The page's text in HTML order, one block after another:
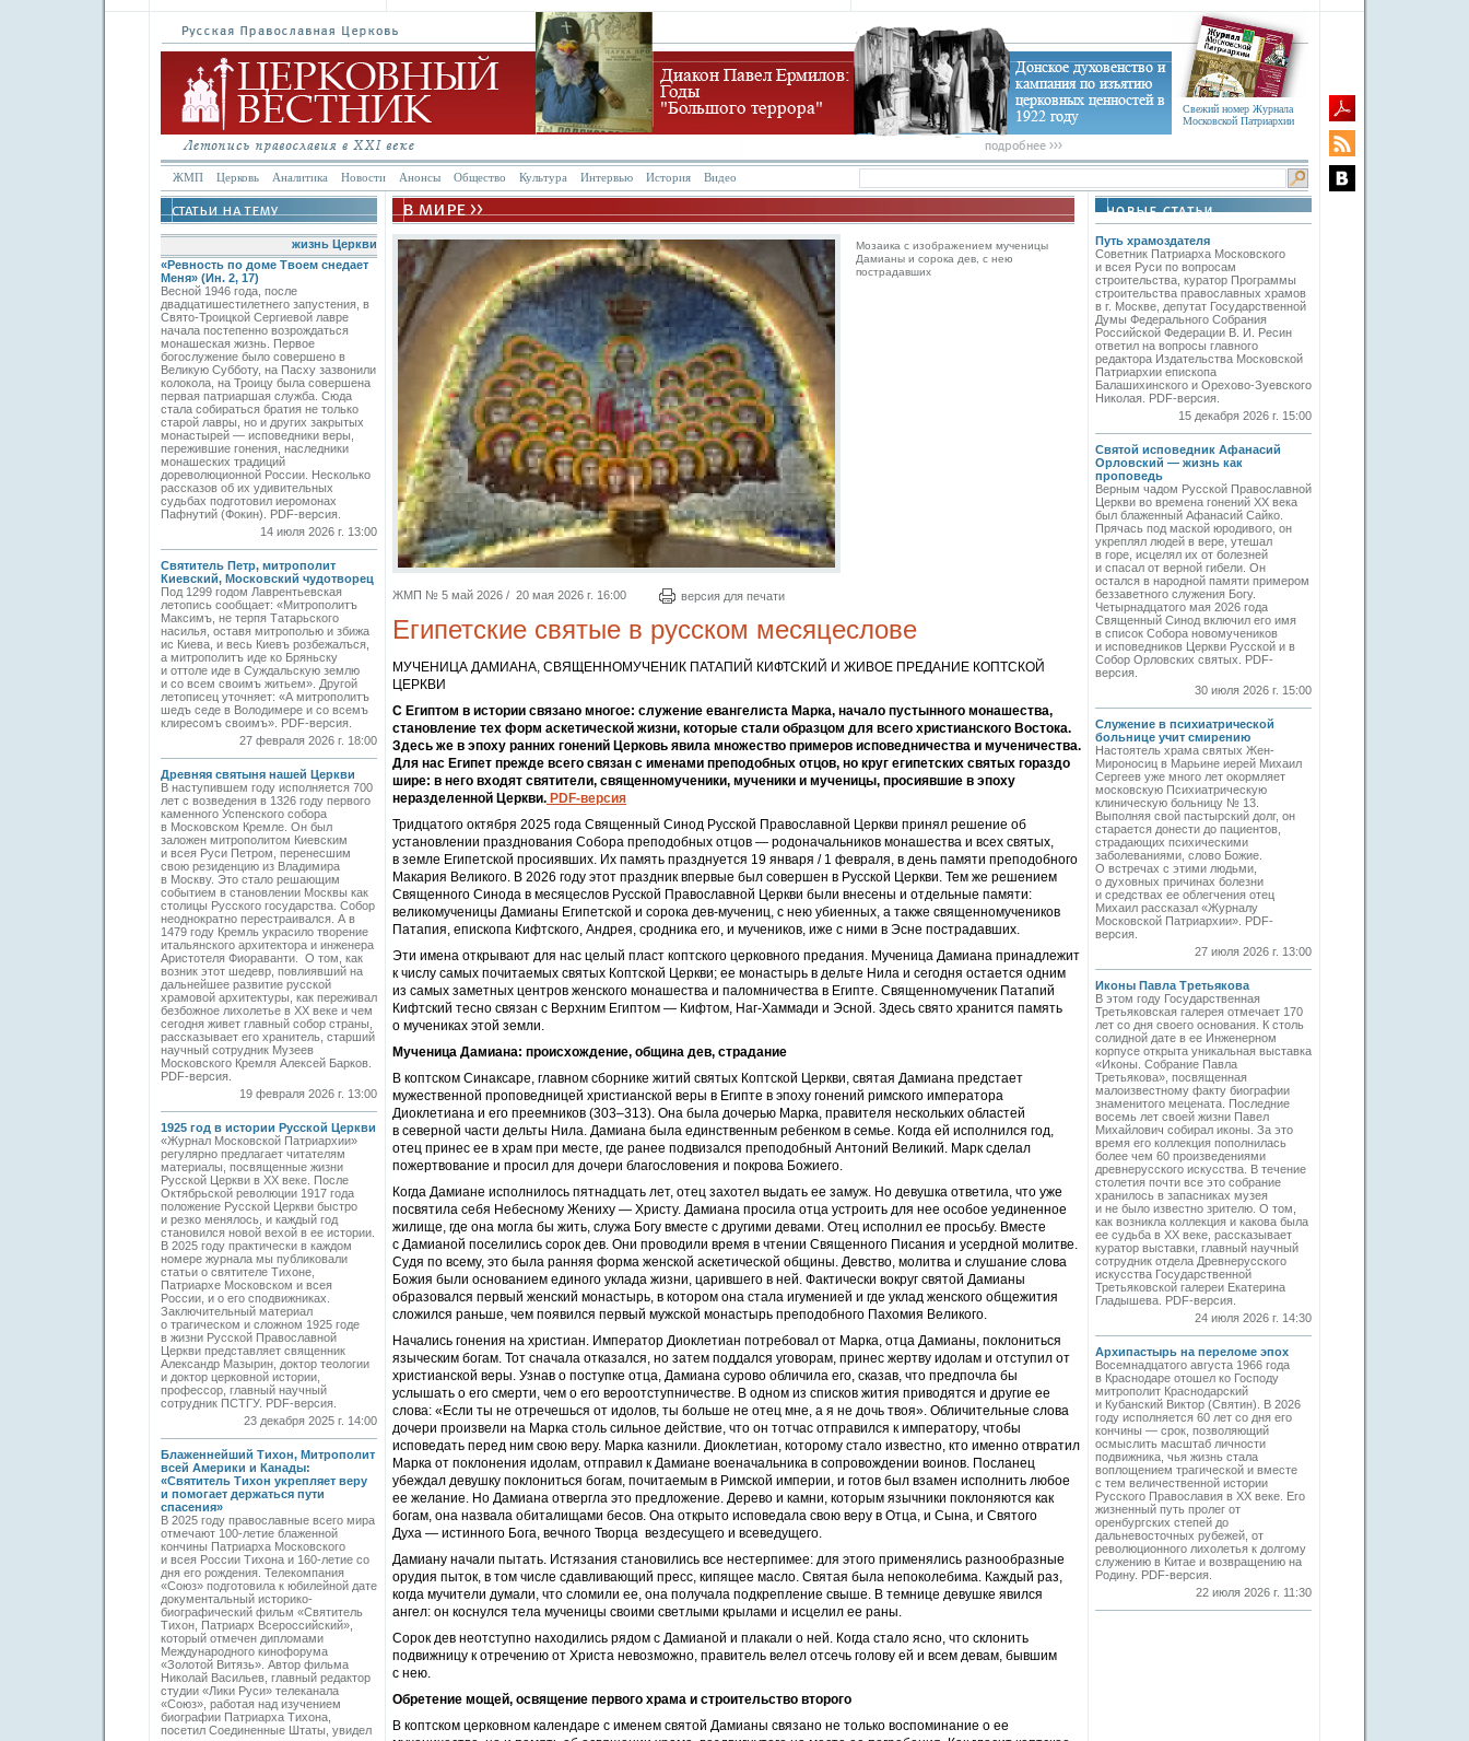
Свежий номер Журнала
Московской Патриархии
ЖМП Церковь Аналитика Новости Анонсы Общество Культура Интервью История Видео
жизнь Церкви
«Ревность по доме Твоем снедает
Меня» (Ин. 2, 17)
Весной 1946 года, после
двадцатишестилетнего запустения, в
Свято-­Троицкой Сергиевой лавре
начала постепенно возрождаться
монашеская жизнь. Первое
богослужение было совершено в
Великую Субботу, на Пасху зазвонили
колокола, на Троицу была совершена
первая патриаршая служба. Сюда
стала собираться братия не только
старой лавры, но и других закрытых
монастырей — исповедники веры,
пережившие гонения, наследники
монашеских традиций
дореволюционной России. Несколько
рассказов об их удивительных
судьбах подготовил иеромонах
Пафнутий (Фокин). PDF-версия.
14 июля 2026 г. 13:00
Святитель Петр, митрополит
Киевский, Московский чудотворец
Под 1299 годом Лаврентьевская
летопись сообщает: «Митрополитъ
Максимъ, не терпя Татарьского
насилья, оставя митрополью и збижа
ис Киева, и весь Киевъ розбежалъся,
а митрополитъ иде ко Бряньску
и оттоле иде в Суждальскую землю
и со всем своимъ житьем». Другой
летописец уточняет: «А митрополитъ
шедъ седе в Володимере и со всемъ
клиресомъ своимъ». PDF-версия.
27 февраля 2026 г. 18:00
Древняя святыня нашей Церкви
В наступившем году исполняется 700
лет с возведения в 1326 году первого
каменного Успенского собора
в Московском Кремле. Он был
заложен митрополитом Киевским
и всея Руси Петром, перенесшим
свою резиденцию из Владимира
в Москву. Это стало решающим
событием в становлении Москвы как
столицы Русского государства. Собор
неоднократно перестраивался. А в
1479 году Кремль украсило творение
итальянского архитектора и инженера
Аристотеля Фиораванти. О том, как
возник этот шедевр, повлиявший на
дальнейшее развитие русской
храмовой архитектуры, как переживал
безбожное лихолетье в ХХ веке и чем
сегодня живет главный собор страны,
рассказывает его хранитель, старший
научный сотрудник Музеев
Московского Кремля Алексей Барков.
PDF-версия.
19 февраля 2026 г. 13:00
1925 год в истории Русской Церкви
«Журнал Московской Патриархии»
регулярно предлагает читателям
материалы, посвященные жизни
Русской Церкви в ХХ веке. После
Октябрьской революции 1917 года
положение Русской Церкви быстро
и резко менялось, и каждый год
становился новой вехой в ее истории.
В 2025 году практически в каждом
номере журнала мы публиковали
статьи о святителе Тихоне,
Патриархе Московском и всея
России, и о его сподвижниках.
Заключительный материал
о трагическом и сложном 1925 годе
в жизни Русской Православной
Церкви представляет священник
Александр Мазырин, доктор теологии
и доктор церковной истории,
профессор, главный научный
сотрудник ПСТГУ. PDF-версия.
23 декабря 2025 г. 14:00
Блаженнейший Тихон, Митрополит
всей Америки и Канады:
«Святитель Тихон укрепляет веру
и помогает держаться пути
спасения»
В 2025 году православные всего мира
отмечают 100-летие блаженной
кончины Патриарха Московского
и всея России Тихона и 160-летие со
дня его рождения. Телекомпания
«Союз» подготовила к юбилейной дате
документальный историко-
биографический фильм «Святитель
Тихон, Патриарх Всероссийский»,
который отмечен дипломами
Международного кинофорума
«Золотой Витязь». Автор фильма
Николай Васильев, главный редактор
студии «Лики Руси» телеканала
«Союз», работая над изучением
биографии Патриарха Тихона,
посетил Соединенные Штаты, увидел
Мозаика с изображением мученицы
Дамианы и сорока дев, с нею
пострадавших
ЖМП № 5 май 2026 / 20 мая 2026 г. 16:00 версия для печати
Египетские святые в русском месяцеслове
МУЧЕНИЦА ДАМИАНА, СВЯЩЕННОМУЧЕНИК ПАТАПИЙ КИФТСКИЙ И ЖИВОЕ ПРЕДАНИЕ КОПТСКОЙ
ЦЕРКВИ
С Египтом в истории связано многое: служение евангелиста Марка, начало пустынного монашества,
становление тех форм аскетической жизни, которые стали образцом для всего христианского Востока.
Здесь же в эпоху ранних гонений Церковь явила множество примеров исповедничества и мученичества.
Для нас Египет прежде всего связан с именами преподобных отцов, но круг египетских святых гораздо
шире: в него входят святители, священномученики, мученики и мученицы, просиявшие в эпоху
неразделенной Церкви. PDF-версия
Тридцатого октября 2025 года Священный Синод Русской Православной Церкви принял решение об
установлении празднования Собора преподобных отцов — родоначальников монашества и всех святых,
в земле Египетской просиявших. Их память празднуется 19 января / 1 февраля, в день памяти преподобного
Макария Великого. В 2026 году этот праздник впервые был совершен в Русской Церкви. Тем же решением
Священного Синода в месяцеслов Русской Православной Церкви были внесены и отдельные памяти:
великомученицы Дамианы Египетской и сорока дев-мучениц, с нею убиенных, а также священномучеников
Патапия, епископа Кифтского, Андрея, сродника его, и мучеников, иже с ними в Эсне пострадавших.
Эти имена открывают для нас целый пласт коптского церковного предания. Мученица Дамиана принадлежит
к числу самых почитаемых святых Коптской Церкви; ее монастырь в дельте Нила и сегодня остается одним
из самых заметных центров женского монашества и паломничества в Египте. Священномученик Патапий
Кифтский тесно связан с Верхним Египтом — Кифтом, Наг-Хаммади и Эсной. Здесь свято хранится память
о мучениках этой земли.
Мученица Дамиана: происхождение, община дев, страдание
В коптском Синаксаре, главном сборнике житий святых Коптской Церкви, святая Дамиана предстает
мужественной проповедницей христианской веры в Египте в эпоху гонений римского императора
Диоклетиана и его преемников (303–313). Она была дочерью Марка, правителя нескольких областей
в северной части дельты Нила. Дамиана была единственным ребенком в семье. Когда ей исполнился год,
отец принес ее в храм при месте, где ранее подвизался преподобный Антоний Великий. Марк сделал
пожертвование и просил для дочери благословения и покрова Божиего.
Когда Дамиане исполнилось пятнадцать лет, отец захотел выдать ее замуж. Но девушка ответила, что уже
посвятила себя Небесному Жениху — Христу. Дамиана просила отца устроить для нее особое уединенное
жилище, где она могла бы жить, служа Богу вместе с другими девами. Отец исполнил ее просьбу. Вместе
с Дамианой поселились сорок дев. Они проводили время в чтении Священного Писания и усердной молитве.
Судя по всему, это была ранняя форма женской аскетической общины. Девство, молитва и слушание слова
Божия были основанием единого уклада жизни, царившего в ней. Фактически вокруг святой Дамианы
образовался первый женский монастырь, в котором она стала игуменией и где уклад женского общежития
сложился раньше, чем появился первый мужской монастырь преподобного Пахомия Великого.
Начались гонения на христиан. Император Диоклетиан потребовал от Марка, отца Дамианы, поклониться
языческим богам. Тот сначала отказался, но затем поддался уговорам, принес жертву идолам и отступил от
христианской веры. Узнав о поступке отца, Дамиана сурово обличила его, сказав, что предпочла бы
услышать о его смерти, чем о его вероотступничестве. В одном из списков жития приводятся и другие ее
слова: «Если ты не отречешься от идолов, ты больше не отец мне, а я не дочь твоя». Обличительные слова
дочери произвели на Марка столь сильное действие, что он тотчас отправился к императору, чтобы
исповедать перед ним свою веру. Марка казнили. Диоклетиан, которому стало известно, кто именно отвратил
Марка от поклонения идолам, отправил к Дамиане военачальника в сопровождении воинов. Посланец
убеждал девушку поклониться богам, почитаемым в Римской империи, и готов был взамен исполнить любое
ее желание. Но Дамиана отвергла это предложение. Дерево и камни, которым язычники поклоняются как
богам, она назвала обиталищами бесов. Она открыто исповедала свою веру в Отца, и Сына, и Святого
Духа — истинного Бога, вечного Творца вездесущего и всеведущего.
Дамиану начали пытать. Истязания становились все нестерпимее: для этого применялись разнообразные
орудия пыток, в том числе сдавливающий пресс, кипящее масло. Святая была непоколебима. Каждый раз,
когда мучители думали, что сломили ее, она получала подкрепление свыше. В темнице девушке явился
ангел: он коснулся тела мученицы своими светлыми крылами и исцелил ее раны.
Сорок дев неотступно находились рядом с Дамианой и плакали о ней. Когда стало ясно, что склонить
подвижницу к отречению от Христа невозможно, правитель велел отсечь голову ей и всем девам, бывшим
с нею.
Обретение мощей, освящение первого храма и строительство второго
В коптском церковном календаре с именем святой Дамианы связано не только воспоминание о ее
Путь храмоздателя
Советник Патриарха Московского
и всея Руси по вопросам
строительства, куратор Программы
строительства православных храмов
в г. Москве, депутат Государственной
Думы Федерального Собрания
Российской Федерации В. И. Ресин
ответил на вопросы главного
редактора Издательства Московской
Патриархии епископа
Балашихинского и Орехово-Зуевского
Николая. PDF-версия.
15 декабря 2026 г. 15:00
Святой исповедник Афанасий
Орловский — жизнь как
проповедь
Верным чадом Русской Православной
Церкви во времена гонений XX века
был блаженный Афанасий Сайко.
Прячась под маской юродивого, он
укреплял людей в вере, утешал
в горе, исцелял их от болезней
и спасал от верной гибели. Он
остался в народной памяти примером
беззаветного служения Богу.
Четырнадцатого мая 2026 года
Священный Синод включил его имя
в список Собора новомучеников
и исповедников Церкви Русской и в
Собор Орловских святых. PDF-
версия.
30 июля 2026 г. 15:00
Служение в психиатрической
больнице учит смирению
Настоятель храма святых Жен-
Мироносиц в Марьине иерей Михаил
Сергеев уже много лет окормляет
московскую Психиатрическую
клиническую больницу № 13.
Выполняя свой пастырский долг, он
старается донести до пациентов,
страдающих психическими
заболеваниями, слово Божие.
О встречах с этими людьми,
о духовных причинах болезни
и средствах ее облегчения отец
Михаил рассказал «Журналу
Московской Патриархии». PDF-
версия.
27 июля 2026 г. 13:00
Иконы Павла Третьякова
В этом году Государственная
Третьяковская галерея отмечает 170
лет со дня своего основания. К столь
солидной дате в ее Инженерном
корпусе открыта уникальная выставка
«Иконы. Собрание Павла
Третьякова», посвященная
малоизвестному факту биографии
знаменитого мецената. Последние
восемь лет своей жизни Павел
Михайлович собирал иконы. За это
время его коллекция пополнилась
более чем 60 произведениями
древнерусского искусства. В течение
столетия почти все это собрание
хранилось в запасниках музея
и не было известно зрителю. О том,
как возникла коллекция и какова была
ее судьба в ХХ веке, рассказывает
куратор выставки, главный научный
сотрудник отдела Древнерусского
искусства Государственной
Третьяковской галереи Екатерина
Гладышева. PDF-версия.
24 июля 2026 г. 14:30
Архипастырь на переломе эпох
Восемнадцатого августа 1966 года
в Краснодаре отошел ко Господу
митрополит Краснодарский
и Кубанский Виктор (Святин). В 2026
году исполняется 60 лет со дня его
кончины — срок, позволяющий
осмыслить масштаб личности
подвижника, чья жизнь стала
воплощением трагической и вместе
с тем величественной истории
Русского Православия в XX веке. Его
жизненный путь пролег от
оренбургских степей до
дальневосточных рубежей, от
революционного лихолетья к долгому
служению в Китае и возвращению на
Родину. PDF-версия.
22 июля 2026 г. 11:30